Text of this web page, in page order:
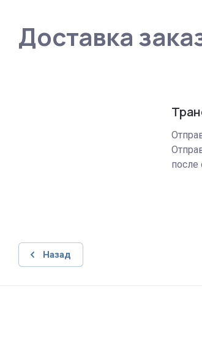
Доставка
после
Назад